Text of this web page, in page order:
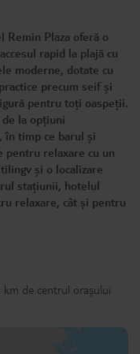
Remin Plaza oferă o
rapid la plajă cu
moderne, dotate cu
precum seif și
pentru toți oaspeții.
la opțiuni
în timp ce barul și
pentru relaxare cu un
și o localizare
stațiunii, hotelul
relaxare, cât și pentru
de centrul orașului